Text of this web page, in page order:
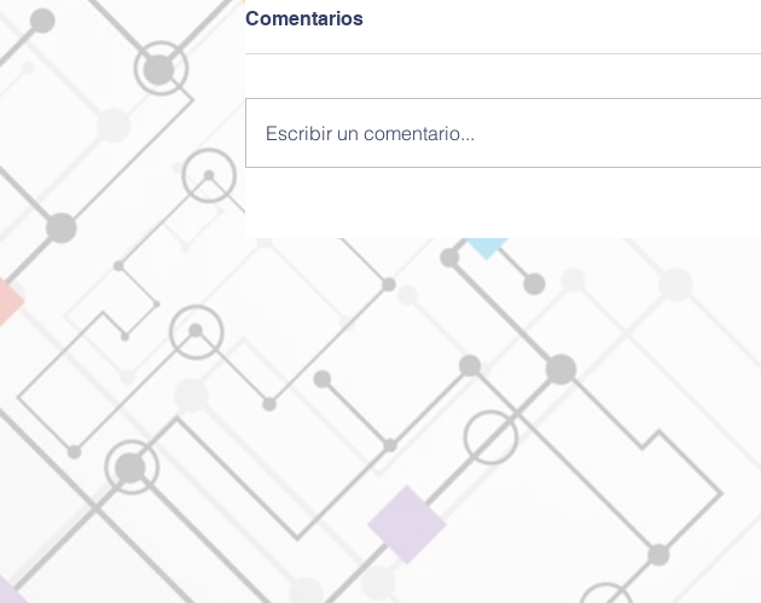
Comentarios
Escribir un comentario...